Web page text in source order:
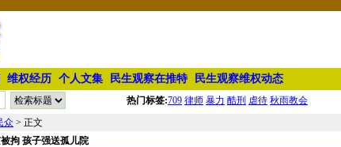
维权经历 个人文集 民生观察在推特 民生观察维权动态
热门标签:709 律师 暴力 酷刑 虐待 秋雨教会
众 > 正文
拘 孩子强送孤儿院